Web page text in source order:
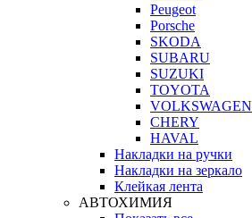
Peugeot
Porsche
SKODA
SUBARU
SUZUKI
TOYOTA
VOLKSWAGEN
CHERY
HAVAL
Накладки на ручки
Накладки на зеркало
Клейкая лента
АВТОХИМИЯ